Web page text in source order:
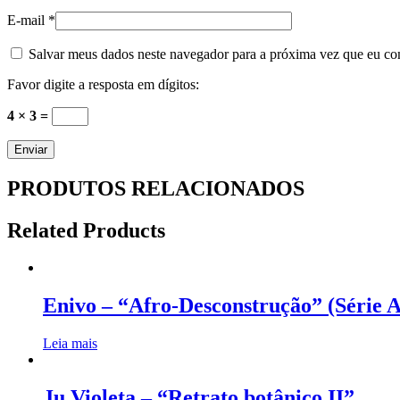
E-mail *
Salvar meus dados neste navegador para a próxima vez que eu
Favor digite a resposta em dígitos:
4 × 3 =
PRODUTOS RELACIONADOS
Related Products
Enivo – “Afro-Desconstrução” (Série
Leia mais